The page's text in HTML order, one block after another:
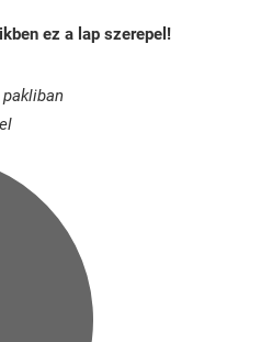
ez a lap szerepel!